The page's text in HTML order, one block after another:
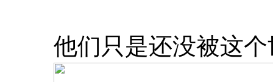
他们只是还没被这